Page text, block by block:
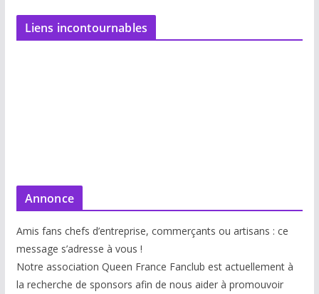
Liens incontournables
Annonce
Amis fans chefs d’entreprise, commerçants ou artisans : ce
message s’adresse à vous !
Notre association Queen France Fanclub est actuellement à
la recherche de sponsors afin de nous aider à promouvoir